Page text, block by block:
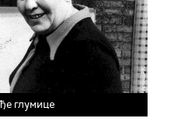
глумице